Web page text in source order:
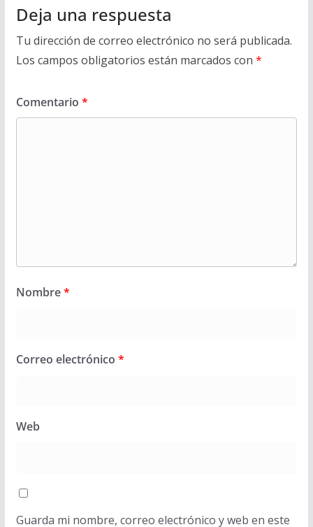
Deja una respuesta
Tu dirección de correo electrónico no será publicada.
Los campos obligatorios están marcados con *
Comentario *
Nombre*
Correo electrónico *
Web
Guarda mi nombre, correo electrónico y web en este